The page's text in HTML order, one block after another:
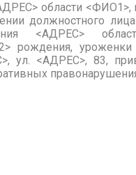
области
должностного
<АДРЕС>
рождения,
ул. <АДРЕС>, 83,